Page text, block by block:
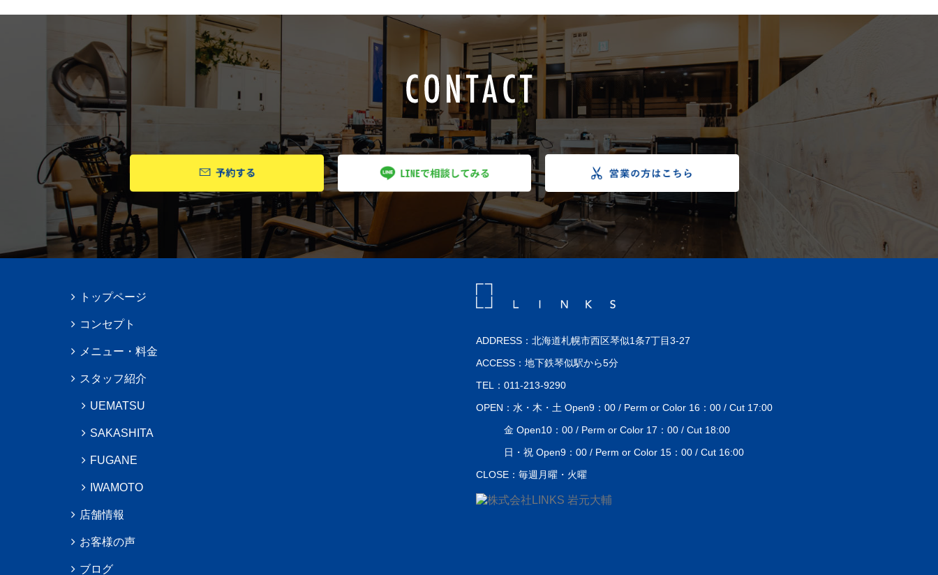
トップページ
コンセプト
メニュー・料金
スタッフ紹介
UEMATSU
SAKASHITA
FUGANE
IWAMOTO
店舗情報
お客様の声
ブログ
ADDRESS：北海道札幌市西区琴似1条7丁目3-27
ACCESS：地下鉄琴似駅から5分
TEL：011-213-9290
OPEN：水・木・土 Open9：00 / Perm or Color 16：00 / Cut 17:00
金 Open10：00 / Perm or Color 17：00 / Cut 18:00
日・祝 Open9：00 / Perm or Color 15：00 / Cut 16:00
CLOSE：毎週月曜・火曜